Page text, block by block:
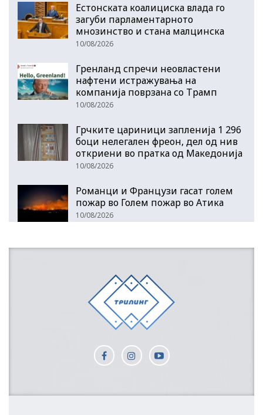
Естонската коалициска влада го
загуби парламентарното
мнозинство и стана малцинска
10/08/2026
Гренланд спречи неовластени
нафтени истражувања на
компанија поврзана со Трамп
10/08/2026
Грчките цариници запленија 1 296
боци нелегален фреон, дел од нив
откриени во пратка од Македонија
10/08/2026
Романци и Французи гасат голем
пожар во Голем пожар во Атика
10/08/2026